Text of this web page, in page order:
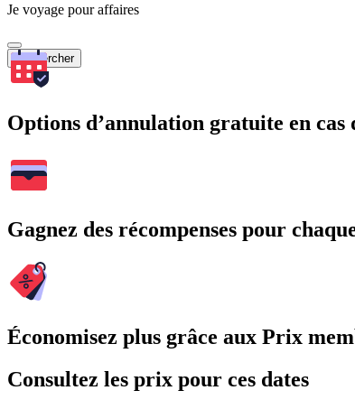
Je voyage pour affaires
Rechercher
Options d’annulation gratuite en cas
Gagnez des récompenses pour
Économisez plus grâce aux Prix
Consultez les prix pour ces dates